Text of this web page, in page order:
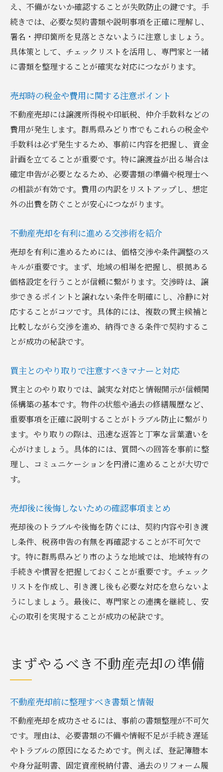
え、不備がないか確認することが失敗防止の鍵です。手
続きでは、必要な契約書類や説明事項を正確に理解し、
署名・押印箇所を見落とさないように注意しましょう。
具体策として、チェックリストを活用し、専門家と一緒
に書類を整理することが確実な対応につながります。
売却時の税金や費用に関する注意ポイント
不動産売却には譲渡所得税や印紙税、仲介手数料などの
費用が発生します。群馬県みどり市でもこれらの税金や
手数料は必ず発生するため、事前に内容を把握し、資金
計画を立てることが重要です。特に譲渡益が出る場合は
確定申告が必要となるため、必要書類の準備や税理士へ
の相談が有効です。費用の内訳をリストアップし、想定
外の出費を防ぐことが安心につながります。
不動産売却を有利に進める交渉術を紹介
売却を有利に進めるためには、価格交渉や条件調整のス
キルが重要です。まず、地域の相場を把握し、根拠ある
価格設定を行うことが信頼に繋がります。交渉時は、譲
歩できるポイントと譲れない条件を明確にし、冷静に対
応することがコツです。具体的には、複数の買主候補と
比較しながら交渉を進め、納得できる条件で契約するこ
とが成功の秘訣です。
買主とのやり取りで注意すべきマナーと対応
買主とのやり取りでは、誠実な対応と情報開示が信頼関
係構築の基本です。物件の状態や過去の修繕履歴など、
重要事項を正確に説明することがトラブル防止に繋がり
ます。やり取りの際は、迅速な返答と丁寧な言葉遣いを
心がけましょう。具体的には、質問への回答を事前に整
理し、コミュニケーションを円滑に進めることが大切で
す。
売却後に後悔しないための確認事項まとめ
売却後のトラブルや後悔を防ぐには、契約内容や引き渡
し条件、税務申告の有無を再確認することが不可欠で
す。特に群馬県みどり市のような地域では、地域特有の
手続きや慣習を把握しておくことが重要です。チェック
リストを作成し、引き渡し後も必要な対応を怠らないよ
うにしましょう。最後に、専門家との連携を継続し、安
心の取引を実現することが成功の秘訣です。
まずやるべき不動産売却の準備
不動産売却前に整理すべき書類と情報
不動産売却を成功させるには、事前の書類整理が不可欠
です。理由は、必要書類の不備や情報不足が手続き遅延
やトラブルの原因になるためです。例えば、登記簿謄本
や身分証明書、固定資産税納付書、過去のリフォーム履